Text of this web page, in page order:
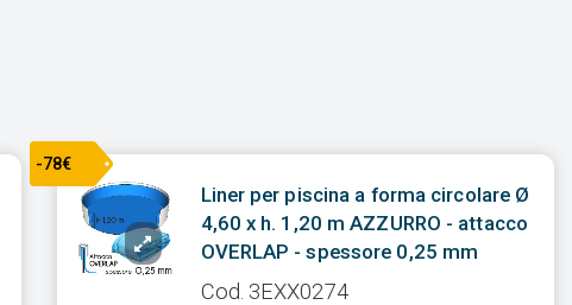
-78€
Liner per piscina a forma circolare Ø
4,60 x h. 1,20 m AZZURRO - attacco
OVERLAP - spessore 0,25 mm
Cod. 3EXX0274